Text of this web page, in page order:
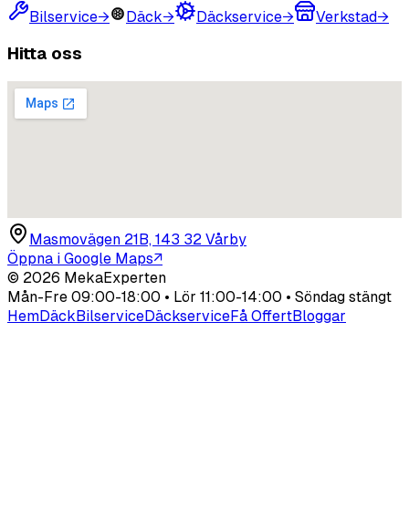
Bilservice→ Däck→ Däckservice→ Verkstad→
Hitta oss
Masmovägen 21B, 143 32 Vårby
Öppna i Google Maps↗
© 2026 MekaExperten
Mån-Fre 09:00-18:00 • Lör 11:00-14:00 • Söndag stängt
HemDäckBilserviceDäckserviceFå OffertBloggar